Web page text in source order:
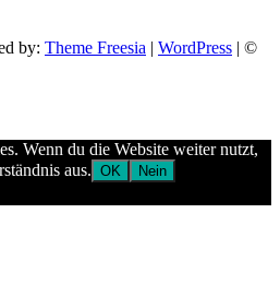
by: Theme Freesia | WordPress | ©
Wenn du die Website weiter nutzt,
aus. OK
Nein